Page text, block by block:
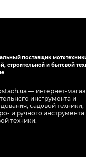
поставщик
строительной и бытовой
— интернет-
инструмента и
садовой техники,
и ручного инструмента
техники.